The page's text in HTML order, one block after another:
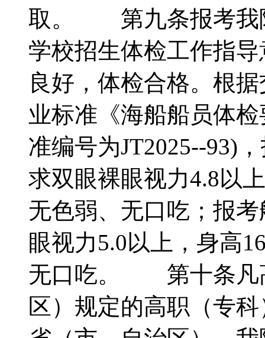
取。 第九条报考我
学校招生体检工作指
良好，体检合格。根
业标准《海船船员体
准编号为JT2025--93)
求双眼裸眼视力4.8以
无色弱、无口吃；报
眼视力5.0以上，身高
无口吃。 第十条凡
区）规定的高职（专